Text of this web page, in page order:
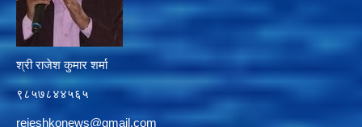
श्री राजेश कुमार शर्मा
९८५७८४४५६५
rejeshkonews@gmail.com